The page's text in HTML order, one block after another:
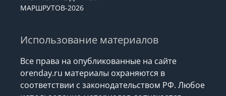
МАРШРУТОВ-2026
Использование материалов
Все права на опубликованные на сайте
orenday.ru материалы охраняются в
соответствии с законодательством РФ. Любое